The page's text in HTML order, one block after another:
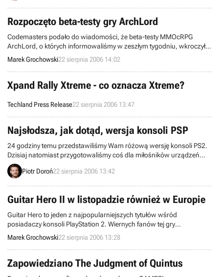
Rozpoczęto beta-testy gry ArchLord
Codemasters podało do wiadomości, że beta-testy MMOcRPG
ArchLord, o których informowaliśmy w zeszłym tygodniu, wkroczyły
właśnie we wstępną fazę. Tym samym gracze z USA i Europy zyskali
pierwszą szansę na to, by sprawdzić walory wirtualnego świata
Chantra.
Marek Grochowski22 sierpnia 2006 14:02
Xpand Rally Xtreme - co oznacza Xtreme?
Techland Press Release22 sierpnia 2006 13:47
Najsłodsza, jak dotąd, wersja konsoli PSP
24 godziny temu przedstawiliśmy Wam różową wersję konsoli PS2.
Dzisiaj natomiast przygotowaliśmy coś dla miłośników urządzeń
przenośnych – konkretnie PSP.
Piotr Doroń22 sierpnia 2006 13:42
Guitar Hero II w listopadzie również w Europie
Guitar Hero to jeden z najpopularniejszych tytułów wśród
posiadaczy konsoli PlayStation 2. Wiernych fanów tej gry
zręcznościowej z pewnością ucieszy fakt, że druga odsłona dzieła,
które daje nam szansę na zostanie wirtualnym muzykiem, pojawi się
na Starym Kontynencie niemal w tym samym czasie, co w USA.
Marek Grochowski22 sierpnia 2006 13:28
Zapowiedziano The Judgment of Quintus